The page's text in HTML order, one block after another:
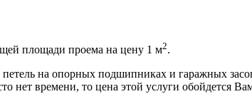
площади проема на цену 1 м2.
на опорных подшипниках и гаражных
нет времени, то цена этой услуги обойдется